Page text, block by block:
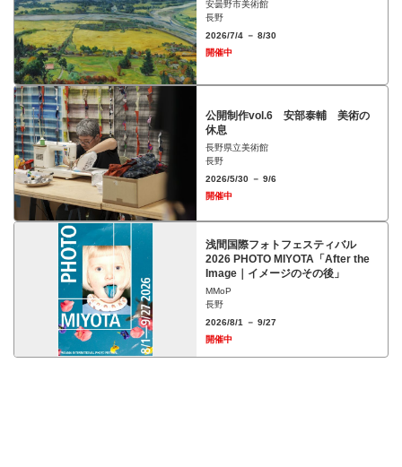
安曇野市美術館
長野
2026/7/4 － 8/30
開催中
公開制作vol.6 安部泰輔 美術の
休息
長野県立美術館
長野
2026/5/30 － 9/6
開催中
浅間国際フォトフェスティバル
2026 PHOTO MIYOTA「After the
Image｜イメージのその後」
MMoP
長野
2026/8/1 － 9/27
開催中